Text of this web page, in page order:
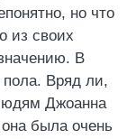
но что
из своих
В
пола. Вряд ли,
Джоанна
была очень